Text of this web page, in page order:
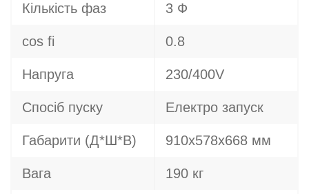
Кількість фаз 3 Ф
cos fi 0.8
Напруга 230/400V
Спосіб пуску Електро запуск
Габарити (Д*Ш*В) 910x578x668 мм
Вага 190 кг